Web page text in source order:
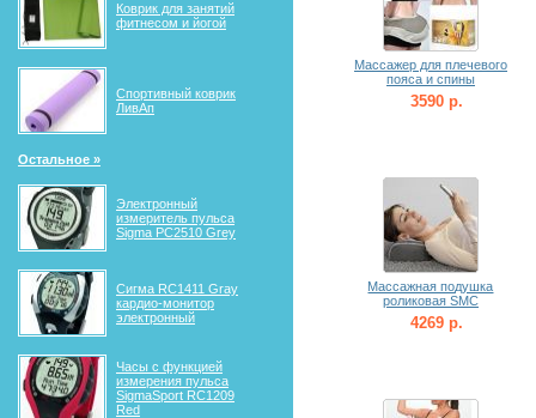
Коврик для занятий
фитнесом и йогой
Спортивный коврик
ЛивАп
Остальное »
Электронный
измеритель пульса
Sigma PC2510 Grey
Сигма RС1411 Gray
кардио-монитор
электронный
Часы с функцией
измерения пульса
SigmaSport RC1209
Red
Массажер для плечевого
пояса и спины
3590 р.
Массажная подушка
роликовая SMC
4269 р.